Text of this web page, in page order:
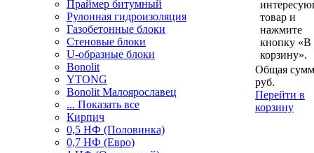
Праймер битумный
Рулонная гидроизоляция
Газобетонные блоки
Стеновые блоки
U-образные блоки
Bonolit
YTONG
Bonolit Малоярославец
... Показать все
Кирпич
0,5 НФ (Половинка)
0,7 НФ (Евро)
товар и
нажмите
кнопку «В
корзину».
Общая
руб.
Перейти в
корзину